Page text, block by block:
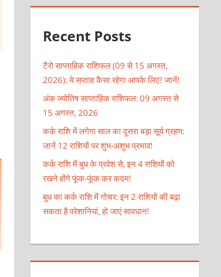
Recent Posts
टैरो साप्ताहिक राशिफल (09 से 15 अगस्त,
2026): ये सप्ताह कैसा रहेगा आपके लिए? जानें!
अंक ज्योतिष साप्ताहिक राशिफल: 09 अगस्त से
15 अगस्त, 2026
कर्क राशि में लगेगा साल का दूसरा बड़ा सूर्य ग्रहण:
जानें 12 राशियों पर शुभ-अशुभ प्रभाव!
कर्क राशि में बुध के प्रवेश से, इन 4 राशियों को
रखने होंगे फूंक-फूंक कर कदम!
बुध का कर्क राशि में गोचर: इन 2 राशियों की बढ़ा
सकता है परेशानियां, हो जाएं सावधान!